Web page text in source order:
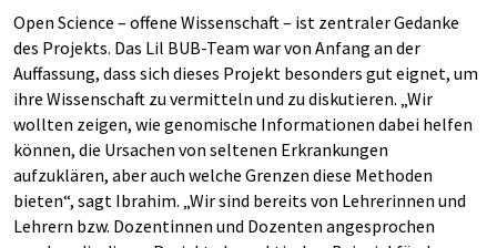
Open Science – offene Wissenschaft – ist zentraler Gedanke
des Projekts. Das Lil BUB-Team war von Anfang an der
Auffassung, dass sich dieses Projekt besonders gut eignet, um
ihre Wissenschaft zu vermitteln und zu diskutieren. „Wir
wollten zeigen, wie genomische Informationen dabei helfen
können, die Ursachen von seltenen Erkrankungen
aufzuklären, aber auch welche Grenzen diese Methoden
bieten“, sagt Ibrahim. „Wir sind bereits von Lehrerinnen und
Lehrern bzw. Dozentinnen und Dozenten angesprochen